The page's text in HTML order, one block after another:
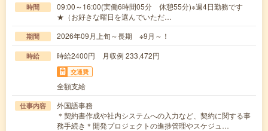
時間
09:00～16:00(実働6時間05分 休憩55分)※週4日勤務です
★（お好きな曜日を選んでいただ…
期間 2026年09月上旬～長期 ※9月～！
時給 時給2400円 月収例 233,472円
交通費
全額支給
仕事内容
外国語事務
＊契約書作成や社内システムへの入力など、契約に関する事
務手続き＊開発プロジェクトの進捗管理やスケジュ…